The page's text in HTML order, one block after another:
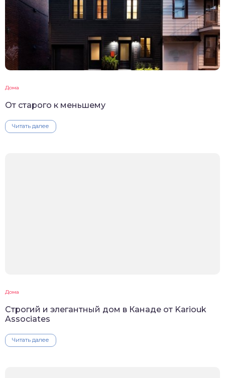
Дома
От старого к меньшему
Читать далее
Дома
Строгий и элегантный дом в Канаде от Kariouk
Associates
Читать далее